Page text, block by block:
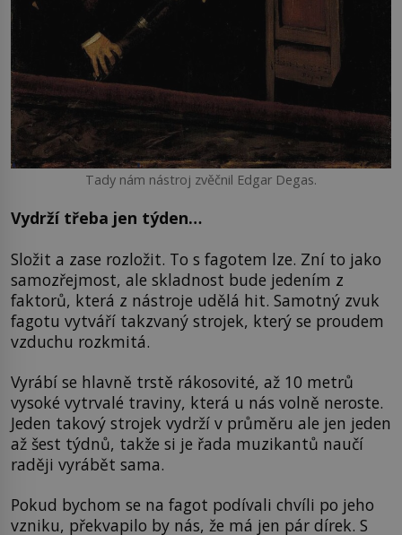
Tady nám nástroj zvěčnil Edgar Degas.
Vydrží třeba jen týden…
Složit a zase rozložit. To s fagotem lze. Zní to jako
samozřejmost, ale skladnost bude jedením z
faktorů, která z nástroje udělá hit. Samotný zvuk
fagotu vytváří takzvaný strojek, který se proudem
vzduchu rozkmitá.
Vyrábí se hlavně trstě rákosovité, až 10 metrů
vysoké vytrvalé traviny, která u nás volně neroste.
Jeden takový strojek vydrží v průměru ale jen jeden
až šest týdnů, takže si je řada muzikantů naučí
raději vyrábět sama.
Pokud bychom se na fagot podívali chvíli po jeho
vzniku, překvapilo by nás, že má jen pár dírek. S